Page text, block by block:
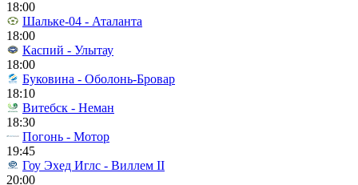
18:00
Шальке-04 - Аталанта
18:00
Каспий - Улытау
18:00
Буковина - Оболонь-Бровар
18:10
Витебск - Неман
18:30
Погонь - Мотор
19:45
Гоу Эхед Иглс - Виллем II
20:00